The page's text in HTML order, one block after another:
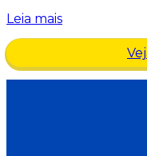
Leia mais